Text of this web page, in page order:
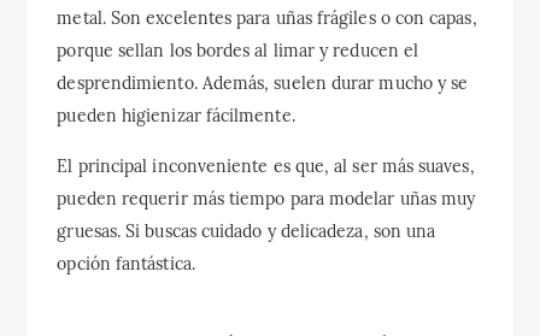
metal. Son excelentes para uñas frágiles o con capas,
porque sellan los bordes al limar y reducen el
desprendimiento. Además, suelen durar mucho y se
pueden higienizar fácilmente.
El principal inconveniente es que, al ser más suaves,
pueden requerir más tiempo para modelar uñas muy
gruesas. Si buscas cuidado y delicadeza, son una
opción fantástica.